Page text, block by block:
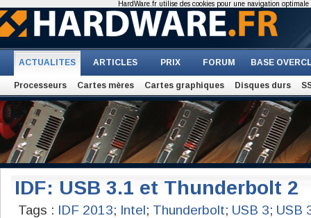
ACTUALITES ARTICLES PRIX FORUM BASE
Processeurs Cartes mères Cartes graphiques Disques durs
IDF: USB 3.1 et Thunderbolt 2
Tags : IDF 2013; Intel; Thunderbolt; USB 3; USB
HardWare.fr utilise des cookies pour une navigation